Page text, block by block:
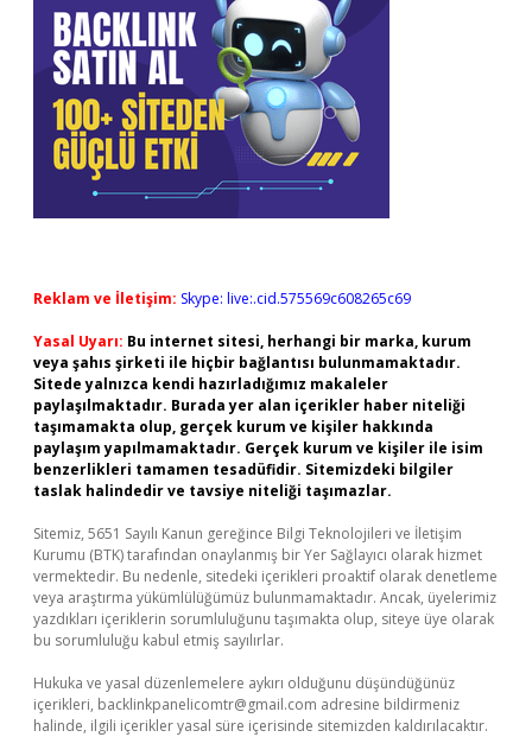
Reklam ve İletişim: Skype: live:.cid.575569c608265c69
Yasal Uyarı: Bu internet sitesi, herhangi bir marka, kurum
veya şahıs şirketi ile hiçbir bağlantısı bulunmamaktadır.
Sitede yalnızca kendi hazırladığımız makaleler
paylaşılmaktadır. Burada yer alan içerikler haber niteliği
taşımamakta olup, gerçek kurum ve kişiler hakkında
paylaşım yapılmamaktadır. Gerçek kurum ve kişiler ile isim
benzerlikleri tamamen tesadüfidir. Sitemizdeki bilgiler
taslak halindedir ve tavsiye niteliği taşımazlar.
Sitemiz, 5651 Sayılı Kanun gereğince Bilgi Teknolojileri ve İletişim
Kurumu (BTK) tarafından onaylanmış bir Yer Sağlayıcı olarak hizmet
vermektedir. Bu nedenle, sitedeki içerikleri proaktif olarak denetleme
veya araştırma yükümlülüğümüz bulunmamaktadır. Ancak, üyelerimiz
yazdıkları içeriklerin sorumluluğunu taşımakta olup, siteye üye olarak
bu sorumluluğu kabul etmiş sayılırlar.
Hukuka ve yasal düzenlemelere aykırı olduğunu düşündüğünüz
içerikleri, backlinkpanelicomtr@gmail.com adresine bildirmeniz
halinde, ilgili içerikler yasal süre içerisinde sitemizden kaldırılacaktır.